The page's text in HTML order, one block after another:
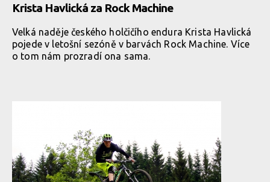
Krista Havlická za Rock Machine
Velká naděje českého holčičího endura Krista Havlická
pojede v letošní sezóně v barvách Rock Machine. Více
o tom nám prozradí ona sama.